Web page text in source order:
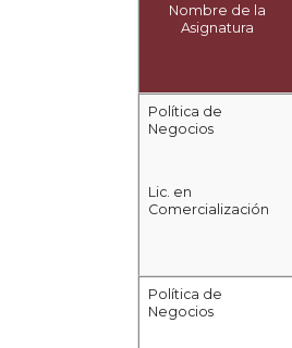
Nombre de la
Asignatura
Política de
Negocios
Lic. en
Comercialización
Política de
Negocios